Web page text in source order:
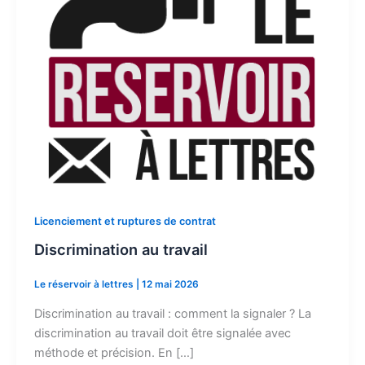
Licenciement et ruptures de contrat
Discrimination au travail
Le réservoir à lettres 12 mai 2026
Discrimination au travail : comment la signaler ? La
discrimination au travail doit être signalée avec
méthode et précision. En […]